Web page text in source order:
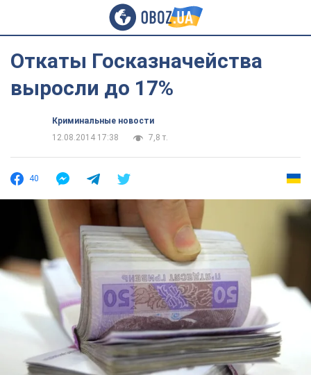
Откаты Госказначейства
выросли до 17%
Криминальные новости
12.08.2014 17:38
7,8 т.
40